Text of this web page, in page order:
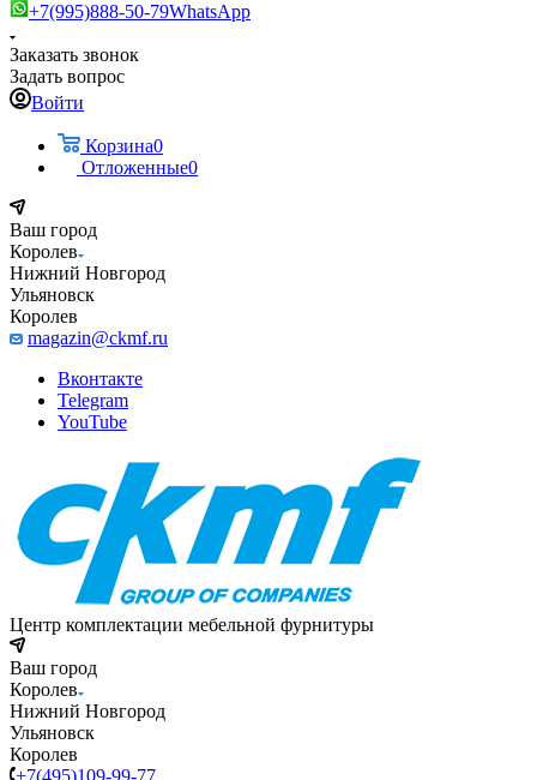
+7(995)888-50-79WhatsApp
Заказать звонок
Задать вопрос
Войти
Корзина0
Отложенные0
Ваш город
Королев
Нижний Новгород
Ульяновск
Королев
magazin@ckmf.ru
Вконтакте
Telegram
YouTube
Центр комплектации мебельной фурнитуры
Ваш город
Королев
Нижний Новгород
Ульяновск
Королев
+7(495)109-99-77